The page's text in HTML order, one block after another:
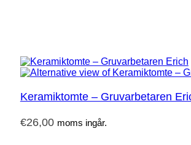
Keramiktomte – Gruvarbetaren
€26,00 moms ingår.